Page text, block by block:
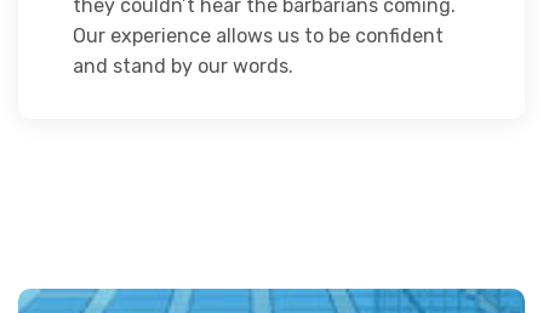
they couldn’t hear the barbarians coming.
Our experience allows us to be confident
and stand by our words.